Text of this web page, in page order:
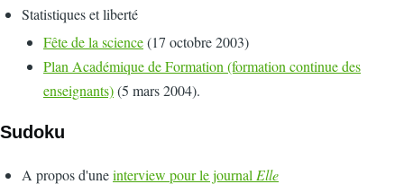
Statistiques et liberté
Fête de la science(17 octobre 2003)
Plan Académique de Formation (formation continue des
enseignants)(5 mars 2004).
Sudoku
A propos d'uneinterview pour le journal Elle